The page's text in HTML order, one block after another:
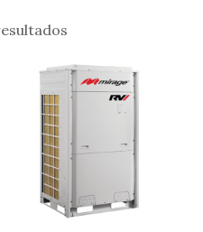
Sorted
latest